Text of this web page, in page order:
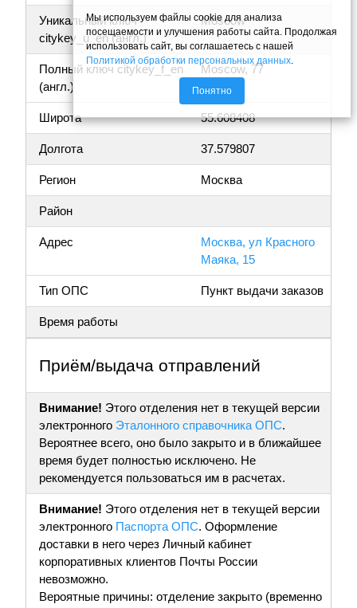
Уникальный ключ
citykey_u_en (англ.)
Moscow
Полный ключ citykey_f_en
(англ.)
Moscow, 77
Широта 55.608408
Долгота 37.579807
Регион Москва
Район
Адрес
Москва, ул Красного
Маяка, 15
Тип ОПС Пункт выдачи заказов
Время работы
Приём/выдача отправлений
Внимание! Этого отделения нет в текущей версии
электронного Эталонного справочника ОПС.
Вероятнее всего, оно было закрыто и в ближайшее
время будет полностью исключено. Не
рекомендуется пользоваться им в расчетах.
Внимание! Этого отделения нет в текущей версии
электронного Паспорта ОПС. Оформление
доставки в него через Личный кабинет
корпоративных клиентов Почты России
невозможно.
Вероятные причины: отделение закрыто (временно
Мы используем файлы cookie для анализа
посещаемости и улучшения работы сайта. Продолжая
использовать сайт, вы соглашаетесь с нашей
Политикой обработки персональных данных
Понятно